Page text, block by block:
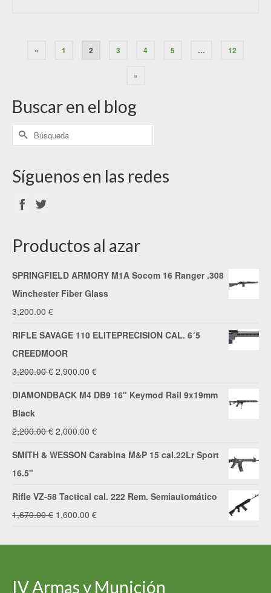
« 1 2 3 4 5 … 12
»
Buscar en el blog
Síguenos en las redes
Productos al azar
SPRINGFIELD ARMORY M1A Socom 16 Ranger .308
Winchester Fiber Glass
3,200.00 €
RIFLE SAVAGE 110 ELITEPRECISION CAL. 6´5
CREEDMOOR
3,200.00€ El
precio
2,900.00 €El
precio
DIAMONDBACK M4 DB9 16" Keymod Rail 9x19mm
Black
2,200.00€ El
precio
2,200.00 €.
2,000.00 €El
precio
2,000.00 €.
SMITH & WESSON Carabina M&P 15 cal.22Lr Sport
16.5"
Rifle VZ-58 Tactical cal. 222 Rem. Semiautomático
1,670.00€ El
1,670.00 €.
1,600.00 €El
1,600.00 €.
IV Armas y Munición